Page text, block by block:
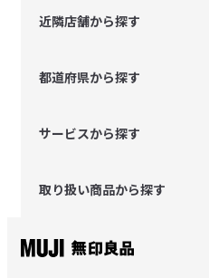
近隣店舗から探す
都道府県から探す
サービスから探す
取り扱い商品から探す